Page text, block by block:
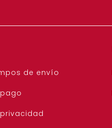
de envío